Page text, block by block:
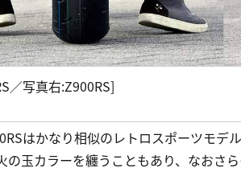
／写真右:Z900RS]
はかなり相似のレトロスポーツモデ
の玉カラーを纏うこともあり、なおさ